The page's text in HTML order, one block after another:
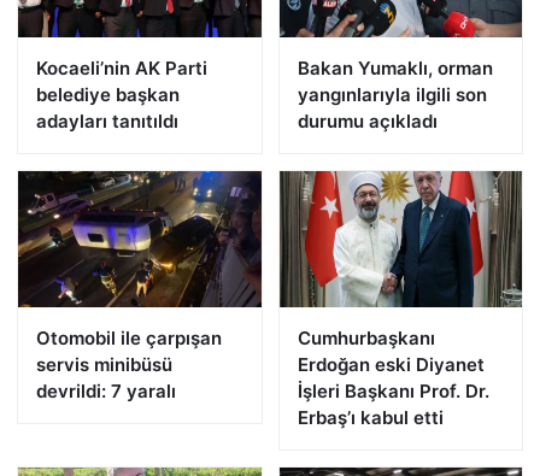
Kocaeli’nin AK Parti
belediye başkan
adayları tanıtıldı
Bakan Yumaklı, orman
yangınlarıyla ilgili son
durumu açıkladı
Otomobil ile çarpışan
servis minibüsü
devrildi: 7 yaralı
Cumhurbaşkanı
Erdoğan eski Diyanet
İşleri Başkanı Prof. Dr.
Erbaş’ı kabul etti